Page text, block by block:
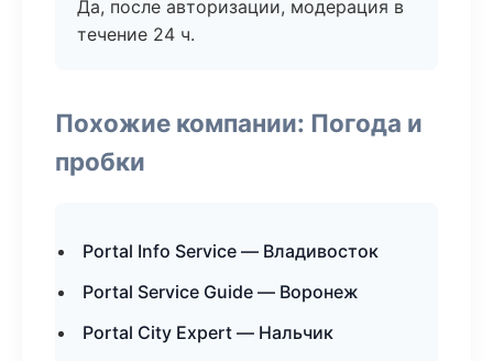
Да, после авторизации, модерация в
течение 24 ч.
Похожие компании: Погода и
пробки
Portal Info Service — Владивосток
Portal Service Guide — Воронеж
Portal City Expert — Нальчик